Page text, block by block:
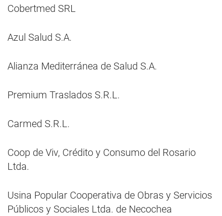
Cobertmed SRL
Azul Salud S.A.
Alianza Mediterránea de Salud S.A.
Premium Traslados S.R.L.
Carmed S.R.L.
Coop de Viv, Crédito y Consumo del Rosario
Ltda.
Usina Popular Cooperativa de Obras y Servicios
Públicos y Sociales Ltda. de Necochea